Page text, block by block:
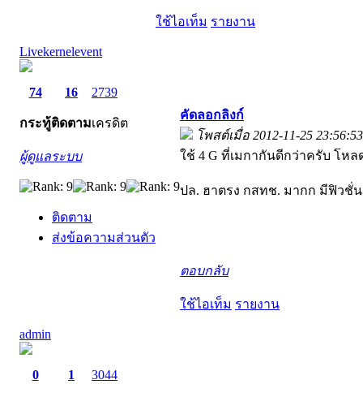
ใช้ไอเท็ม รายงาน
Livekernelevent
74
กระทู้
16
ติดตาม
2739
เครดิต
ผู้ดูแลระบบ
ติดตาม
ส่งข้อความส่วนตัว
คัดลอกลิงก์
โพสต์เมื่อ 2012-11-25 23:56:53
ใช้ 4 G ที่เมกากันดีกว่าครับ โหล
ปล. ฮาตรง กสทช. มากก มีฟิวชั่น
ตอบกลับ
ใช้ไอเท็ม รายงาน
admin
0 1 3044